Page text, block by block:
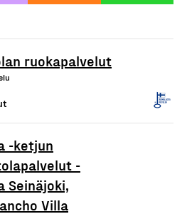
ruokapalvelut
-ketjun
-
Seinäjoki,
Villa